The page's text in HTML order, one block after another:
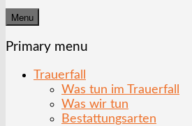
Menu
Primary menu
Trauerfall
Was tun im Trauerfall
Was wir tun
Bestattungsarten